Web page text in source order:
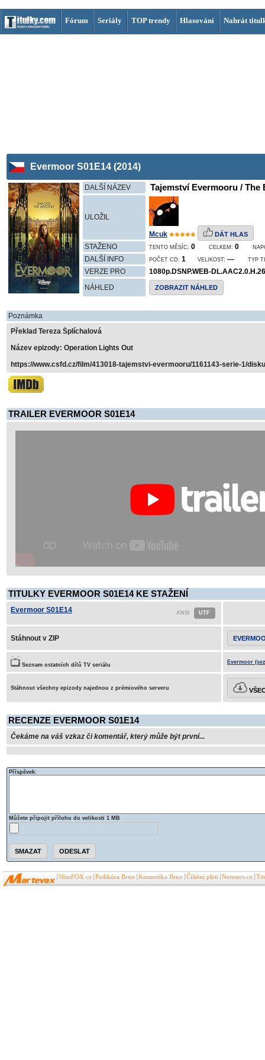
Fórum Seriály TOP trendy Hlasování Nahrát
Evermoor S01E14 (2014)
DALŠÍ NÁZEV Tajemství Evermooru / The
ULOŽIL
Mcuk DÁT HLAS
STAŽENO TENTO MĚSÍC: 0 CELKEM: 0
DALŠÍ INFO POČET CD: 1 VELIKOST: --- TYP
VERZE PRO
1080p.DSNP.WEB-
NÁHLED
ZOBRAZIT NÁHLED
Poznámka
Překlad Tereza Šplíchalová
Název epizody: Operation Lights Out
https://www.csfd.cz/film/413018-tajemstvi-evermooru/1161143-serie-1/
TRAILER EVERMOOR S01E14
TITULKY EVERMOOR S01E14 KE STAŽENÍ
Evermoor S01E14
Stáhnout v ZIP
Seznam ostatních dílů TV seriálu Evermoor
Stáhnout všechny epizody najednou z prémiového serveru
RECENZE EVERMOOR S01E14
Čekáme na váš vzkaz či komentář, který může být první...
Příspěvek:
Můžete připojit přílohu do velikosti 1 MB
SlimFOX.cz Pedikúra Brno Kosmetika Brno Čištění pleti Netusers.cz